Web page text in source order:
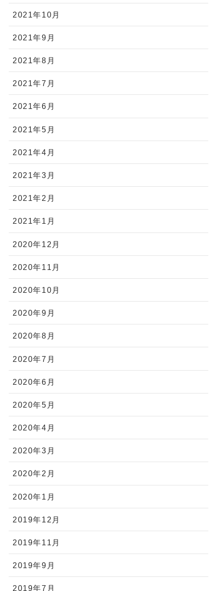
2021年10月
2021年9月
2021年8月
2021年7月
2021年6月
2021年5月
2021年4月
2021年3月
2021年2月
2021年1月
2020年12月
2020年11月
2020年10月
2020年9月
2020年8月
2020年7月
2020年6月
2020年5月
2020年4月
2020年3月
2020年2月
2020年1月
2019年12月
2019年11月
2019年9月
2019年7月